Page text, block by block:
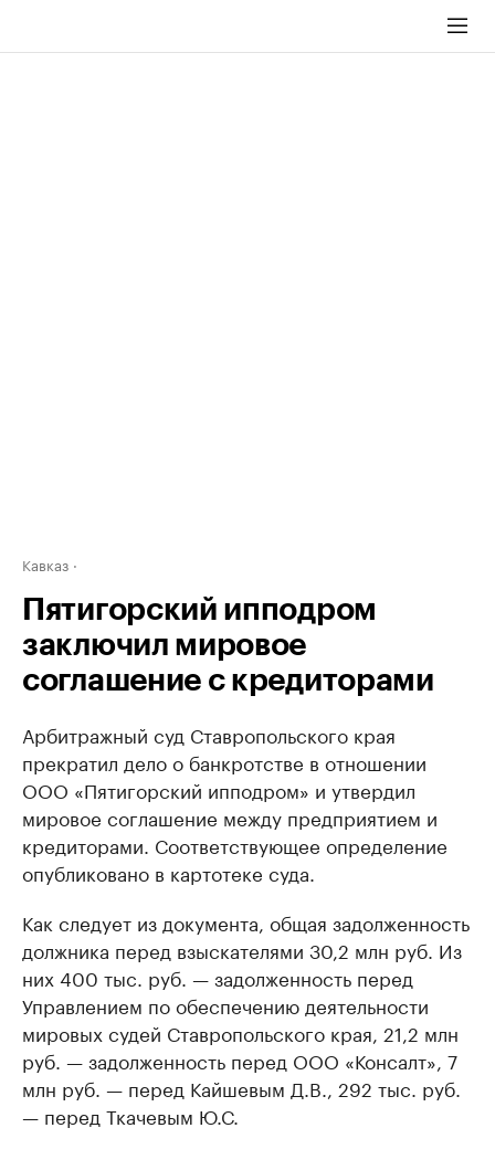
Кавказ
Пятигорский ипподром
заключил мировое
соглашение с кредиторами
Арбитражный суд Ставропольского края
прекратил дело о банкротстве в отношении
ООО «Пятигорский ипподром» и утвердил
мировое соглашение между предприятием и
кредиторами. Соответствующее определение
опубликовано в картотеке суда.
Как следует из документа, общая задолженность
должника перед взыскателями 30,2 млн руб. Из
них 400 тыс. руб. — задолженность перед
Управлением по обеспечению деятельности
мировых судей Ставропольского края, 21,2 млн
руб. — задолженность перед ООО «Консалт», 7
млн руб. — перед Кайшевым Д.В., 292 тыс. руб.
— перед Ткачевым Ю.С.